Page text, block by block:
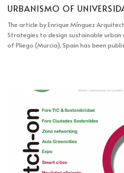
URBANISMO OF
The article by Enrique Mínguez
Strategies to design sustainable urban
of Pliego (Murcia), Spain has been